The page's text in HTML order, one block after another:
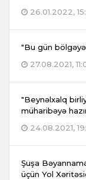
26.01.2022,
"Bu gün
27.08.2021,
"Beynəlxalq
müharibəyə
24.08.2021,
Şuşa
üçün Yol